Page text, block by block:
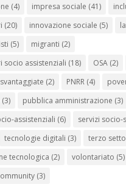
(4) impresa sociale (41)
(20) innovazione sociale (5)
(5) migranti (2)
socio assistenziali (18) OSA(2)
(2) PNRR(4)
(3) pubblica amministrazione (3)
assistenziali (6) servizi socio-
tecnologie digitali (3) terzo
tecnologica (2) volontariato (5)
(3)